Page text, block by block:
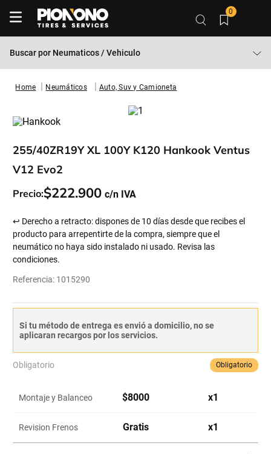
0
Buscar por Neumaticos / Vehiculo
Neumáticos Auto, Suv y Camioneta
255/40ZR19Y XL 100Y K120 Hankook Ventus
V12 Evo2
Precio:$222.900
↩ Derecho a retracto: dispones de 10 días desde que recibes el
producto para arrepentirte de la compra, siempre que el
neumático no haya sido instalado ni usado. Revisa las
condiciones.
Referencia: 1015290
Si tu método de entrega es envió a domicilio, no se
aplicaran recargos por los servicios.
Obligatorio Obligatorio
Montaje y Balanceo $8000 x1
Revision Frenos Gratis x1